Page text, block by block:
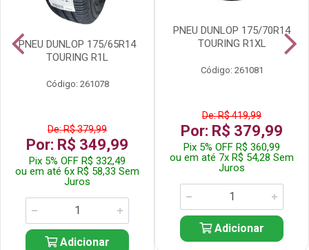
PNEU DUNLOP 175/65R14
TOURING R1L
Código: 261078
De: R$ 379,99
Por: R$ 349,99
Pix 5% OFF R$ 332,49
ou em até 6x R$ 58,33 Sem
Juros
Adicionar
PNEU DUNLOP 175/70R14
TOURING R1XL
Código: 261081
De: R$ 419,99
Por: R$ 379,99
Pix 5% OFF R$ 360,99
ou em até 7x R$ 54,28 Sem
Juros
Adicionar